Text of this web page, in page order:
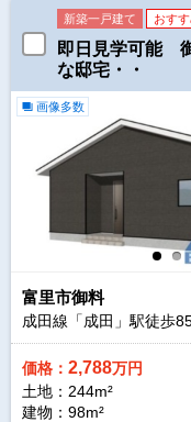
新築一戸建て おす
即日見学可能
な邸宅・・
画像多数
富里市御料
成田線「成田」駅徒歩
価格： 2,788万円
土地：244m²
建物：98m²